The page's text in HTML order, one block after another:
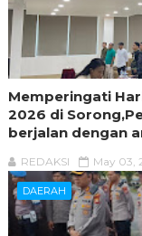
Memperingati
2026 di
berjalan dengan
REDAKSI May 03,
DAERAH